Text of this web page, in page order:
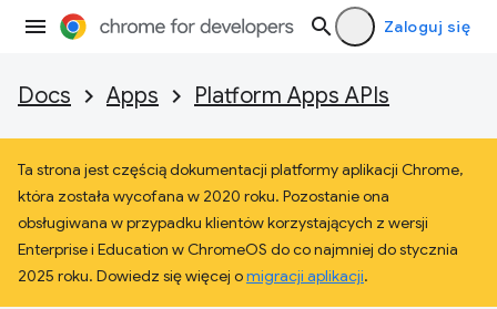
Zaloguj się
Docs Apps Platform Apps APIs
Ta strona jest częścią dokumentacji platformy aplikacji Chrome,
która została wycofana w 2020 roku. Pozostanie ona
obsługiwana w przypadku klientów korzystających z wersji
Enterprise i Education w ChromeOS do co najmniej do stycznia
2025 roku. Dowiedz się więcej omigracji aplikacji.